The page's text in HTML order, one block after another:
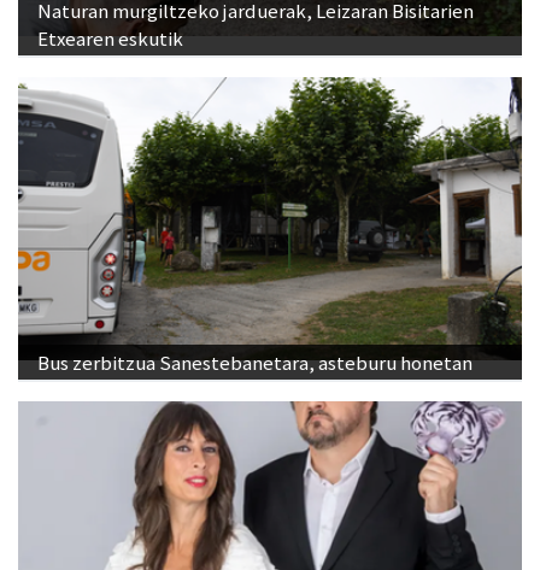
Naturan murgiltzeko jarduerak, Leizaran Bisitarien
Etxearen eskutik
Bus zerbitzua Sanestebanetara, asteburu honetan